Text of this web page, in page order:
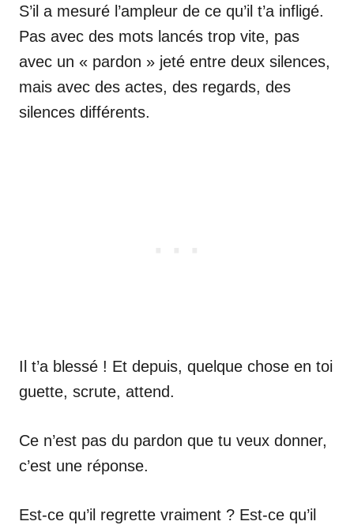
S’il a mesuré l’ampleur de ce qu’il t’a infligé.
Pas avec des mots lancés trop vite, pas
avec un « pardon » jeté entre deux silences,
mais avec des actes, des regards, des
silences différents.
Il t’a blessé ! Et depuis, quelque chose en toi
guette, scrute, attend.
Ce n’est pas du pardon que tu veux donner,
c’est une réponse.
Est-ce qu’il regrette vraiment ? Est-ce qu’il